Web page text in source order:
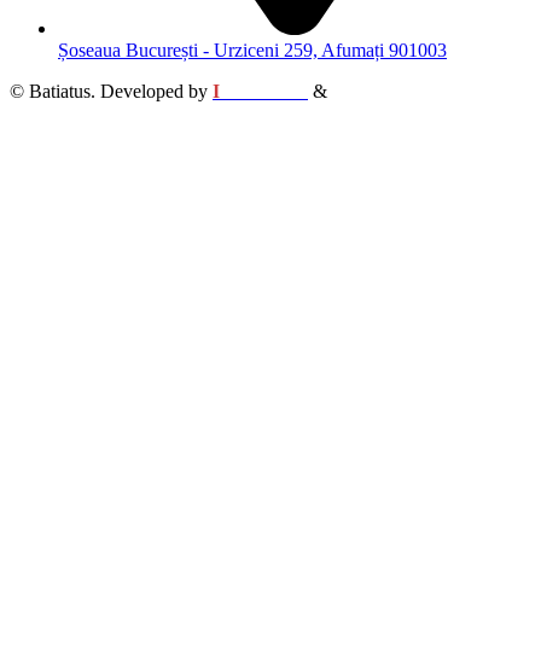
Șoseaua București - Urziceni 259, Afumați 901003
© Batiatus. Developed by I &